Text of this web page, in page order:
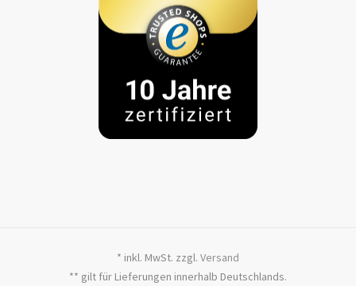
* inkl. MwSt. zzgl. Versand
** gilt für Lieferungen innerhalb Deutschlands.